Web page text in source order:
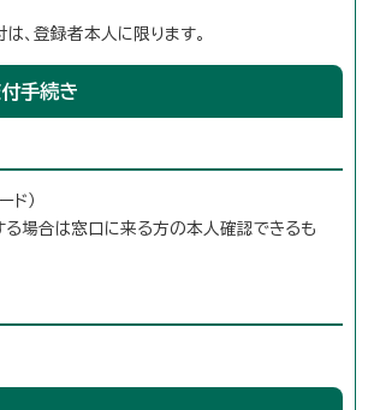
、登録者本人に限ります。
手続き
ド）
場合は窓口に来る方の本人確認できるも